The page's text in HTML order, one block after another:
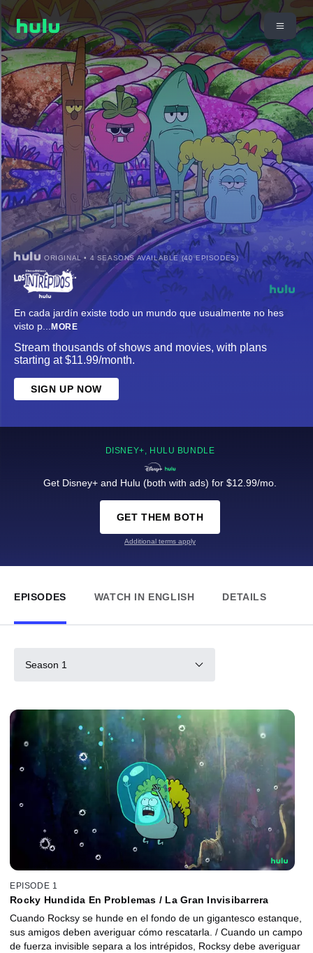
ORIGINAL • 4 SEASONS AVAILABLE (40 EPISODES)
En cada jardín existe todo un mundo que usualmente no hes
visto p... MORE
Stream thousands of shows and movies, with plans
starting at $11.99/month.
SIGN UP NOW
DISNEY+, HULU BUNDLE
Get Disney+ and Hulu (both with ads) for $12.99/mo.
GET THEM BOTH
Additional terms apply
EPISODES WATCH IN ENGLISH DETAILS
Season 1
EPISODE 1
Rocky Hundida En Problemas / La Gran Invisibarrera
Cuando Rocksy se hunde en el fondo de un gigantesco estanque,
sus amigos deben averiguar cómo rescatarla. / Cuando un campo
de fuerza invisible separa a los intrépidos, Rocksy debe averiguar